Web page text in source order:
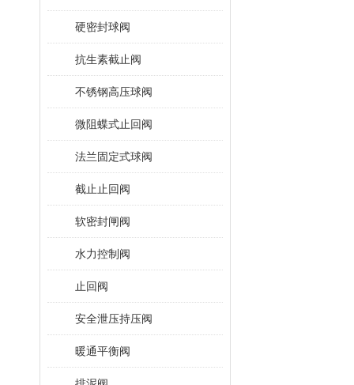
硬密封球阀
抗生素截止阀
不锈钢高压球阀
微阻蝶式止回阀
法兰固定式球阀
截止止回阀
软密封闸阀
水力控制阀
止回阀
安全泄压持压阀
暖通平衡阀